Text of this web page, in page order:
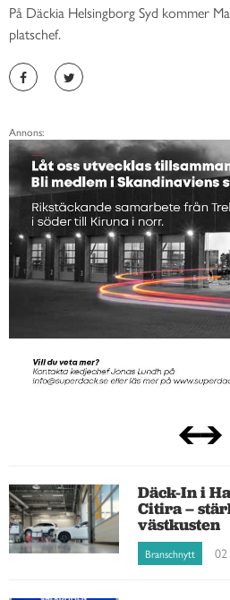
På Däckia Helsingborg Syd kommer
platschef.
Annons:
Däck-In i
Citira –
västkusten
Branschnytt